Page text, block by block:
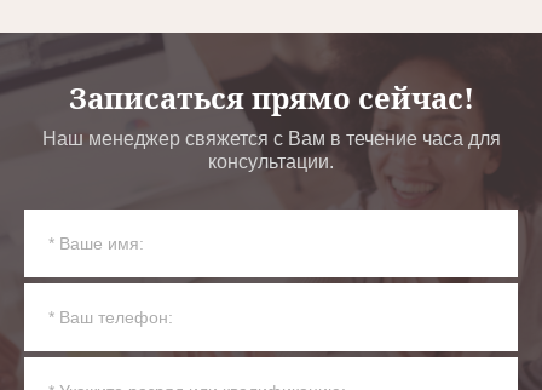
Записаться прямо сейчас!
Наш менеджер свяжется с Вам в течение часа для
консультации.